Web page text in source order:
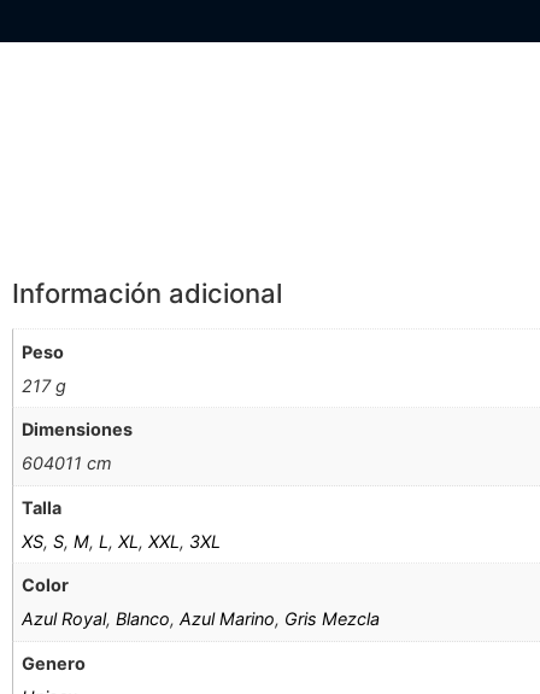
Información adicional
Peso
217 g
Dimensiones
604011 cm
Talla
XS,S,M,L,XL,XXL, 3XL
Color
Azul Royal,Blanco,Azul Marino, Gris Mezcla
Genero